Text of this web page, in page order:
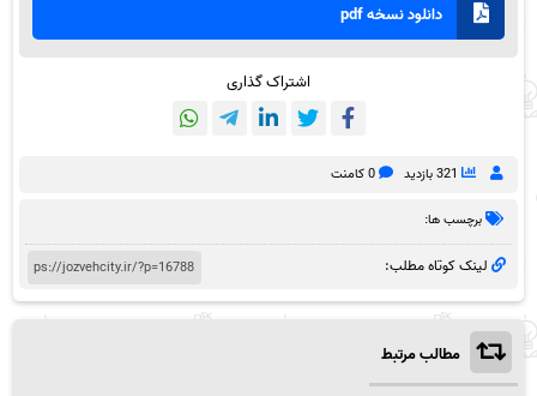
دانلود نسخه pdf
اشتراک گذاری
321 بازدید 0 کامنت
برچسب ها:
لینک کوتاه مطلب:
مطالب مرتبط